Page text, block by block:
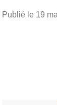
Publié le 19